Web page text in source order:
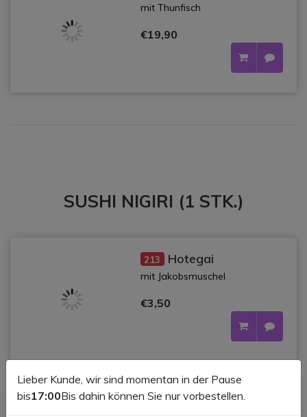
mit Thunfisch
€19,90
SUSHI NIGIRI (1 STK.)
213 Hotegai
mit Jakobsmuschel
€3,50
201 Tamagod
Lieber Kunde, wir sind momentan in der Pause
bis17:00Bis dahin können Sie nur vorbestellen.